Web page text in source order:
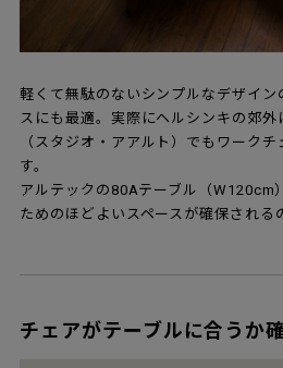
軽くて無駄のないシンプルなデザイン
スにも最適。実際にヘルシンキの郊
（スタジオ・アアルト）でもワーク
す。
アルテックの80Aテーブル（W120cm
ためのほどよいスペースが確保される
チェアがテーブルに合うか